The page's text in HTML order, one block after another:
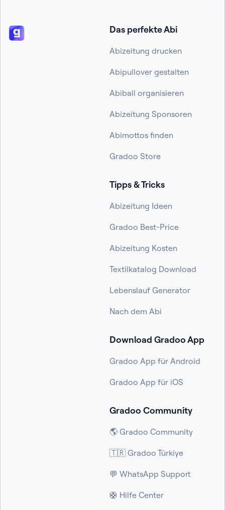
Das perfekte Abi
Abizeitung drucken
Abipullover gestalten
Abiball organisieren
Abizeitung Sponsoren
Abimottos finden
Gradoo Store
Download Gradoo App
Gradoo App für Android
Gradoo App für iOS
Tipps & Tricks
Abizeitung Ideen
Gradoo Best-Price
Abizeitung Kosten
Textilkatalog Download
Lebenslauf Generator
Nach dem Abi
Gradoo Community
🌎 Gradoo Community
🇹🇷 Gradoo Türkiye
💬 WhatsApp Support
🛟 Hilfe Center